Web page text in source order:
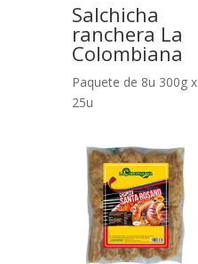
Salchicha
ranchera La
Colombiana
Paquete de 8u 300g x
25u